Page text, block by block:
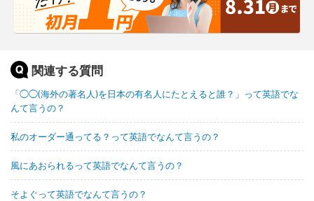
関連する質問
「◯◯(海外の著名人)を日本の有名人にたとえると誰？」って英語でな
んて言うの？
私のオーダー通ってる？って英語でなんて言うの？
風にあおられるって英語でなんて言うの？
そよぐって英語でなんて言うの？